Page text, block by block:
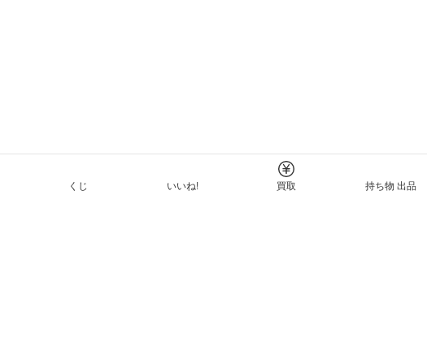
くじ いいね! 買取 持ち物 出品